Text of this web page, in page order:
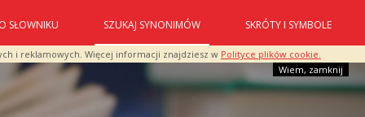
i reklamowych. Więcej informacji znajdziesz w Polityce plików cookie.
Wiem, zamknij
O SŁOWNIKU SZUKAJ SYNONIMÓW SKRÓTY I SYMBOLE